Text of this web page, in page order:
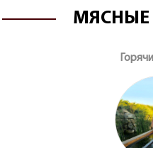
МЯСНЫЕ